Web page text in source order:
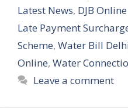
Latest News, DJB
Late Payment
Scheme, Water Bill
Online, Water
Leave a comment